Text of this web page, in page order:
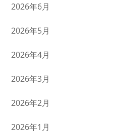
2026年6月
2026年5月
2026年4月
2026年3月
2026年2月
2026年1月